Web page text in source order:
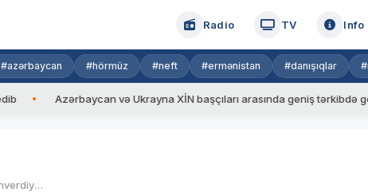
Radio TV Info
#azərbaycan #hörmüz #neft #ermənistan #danışıqlar
Azərbaycan və Ukrayna XİN başçıları arasında geniş tərkibdə görüş
General-mayor Abdulla Museyib oğlu Allahverdiyev rəhmətə gedib